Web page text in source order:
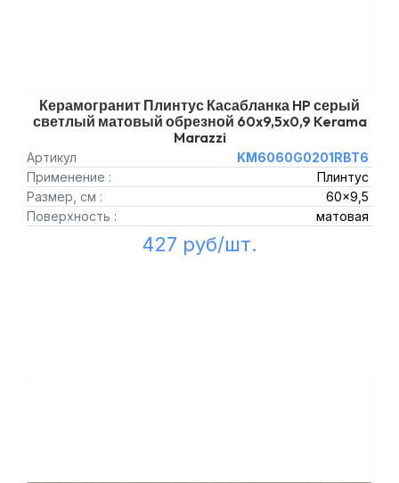
Керамогранит Плинтус Касабланка HP серый
светлый матовый обрезной 60x9,5x0,9 Kerama
Marazzi
Артикул
KM6060G0201RBT6
Применение :
Плинтус
Размер, см :
60x9,5
Поверхность :
матовая
427 руб/шт.